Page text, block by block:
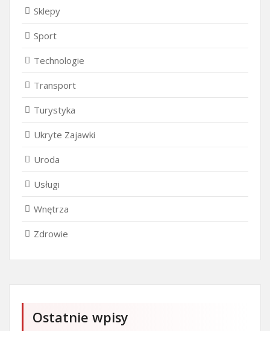
Sklepy
Sport
Technologie
Transport
Turystyka
Ukryte Zajawki
Uroda
Usługi
Wnętrza
Zdrowie
Ostatnie wpisy